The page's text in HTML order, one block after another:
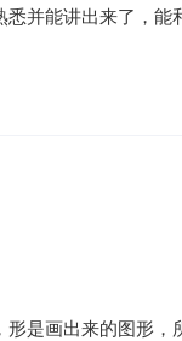
并能讲出来了，
是画出来的图形